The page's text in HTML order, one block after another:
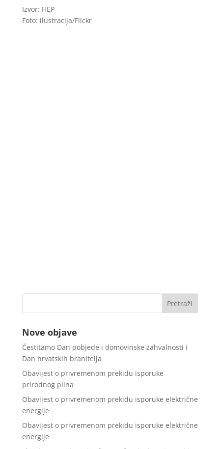
Izvor: HEP
Foto: ilustracija/Flickr
Nove objave
Čestitamo Dan pobjede i domovinske zahvalnosti i
Dan hrvatskih branitelja
Obavijest o privremenom prekidu isporuke
prirodnog plina
Obavijest o privremenom prekidu isporuke električne
energije
Obavijest o privremenom prekidu isporuke električne
energije